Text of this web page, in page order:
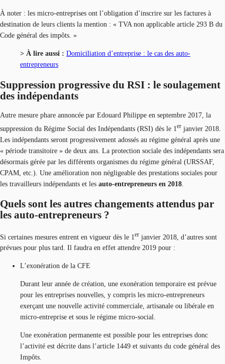
À noter : les micro-entreprises ont l’obligation d’inscrire sur les factures à
destination de leurs clients la mention : « TVA non applicable article 293 B du
Code général des impôts. »
> À lire aussi : Domiciliation d’entreprise : le cas des auto-
entrepreneurs
Suppression progressive du RSI : le soulagement
des indépendants
Autre mesure phare annoncée par Edouard Philippe en septembre 2017, la
suppression du Régime Social des Indépendants (RSI) dès le 1er janvier 2018.
Les indépendants seront progressivement adossés au régime général après une
« période transitoire » de deux ans. La protection sociale des indépendants sera
désormais gérée par les différents organismes du régime général (URSSAF,
CPAM, etc.). Une amélioration non négligeable des prestations sociales pour
les travailleurs indépendants et les auto-entrepreneurs en 2018
Quels sont les autres changements attendus par
les auto-entrepreneurs ?
Si certaines mesures entrent en vigueur dès le 1er janvier 2018, d’autres sont
prévues pour plus tard. Il faudra en effet attendre 2019 pour :
L’exonération de la CFE
Durant leur année de création, une exonération temporaire est prévue
pour les entreprises nouvelles, y compris les micro-entrepreneurs
exerçant une nouvelle activité commerciale, artisanale ou libérale en
micro-entreprise et sous le régime micro-social.
Une exonération permanente est possible pour les entreprises donc
l’activité est décrite dans l’article 1449 et suivants du code général des
Impôts.